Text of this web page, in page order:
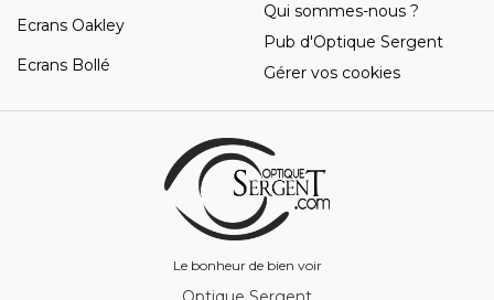
Le bonheur de bien voir
Ecrans Oakley
Ecrans Bollé
Qui sommes-nous ?
Pub d'Optique Sergent
Gérer vos cookies